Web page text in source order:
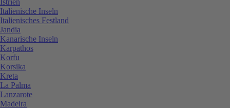
Italienische Inseln
Italienisches Festland
Jandia
Kanarische Inseln
Karpathos
Korfu
Korsika
Kreta
La Palma
Lanzarote
Madeira